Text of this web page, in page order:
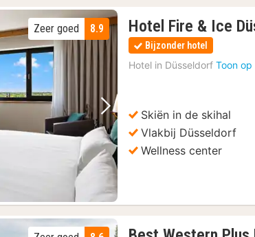
Volgende foto
8.9
Zeer goed Hotel Fire & Ice
Bijzonder hotel
Hotel in Düsseldorf Toon
Skiën in de skihal
Vlakbij Düsseldorf
Wellness center